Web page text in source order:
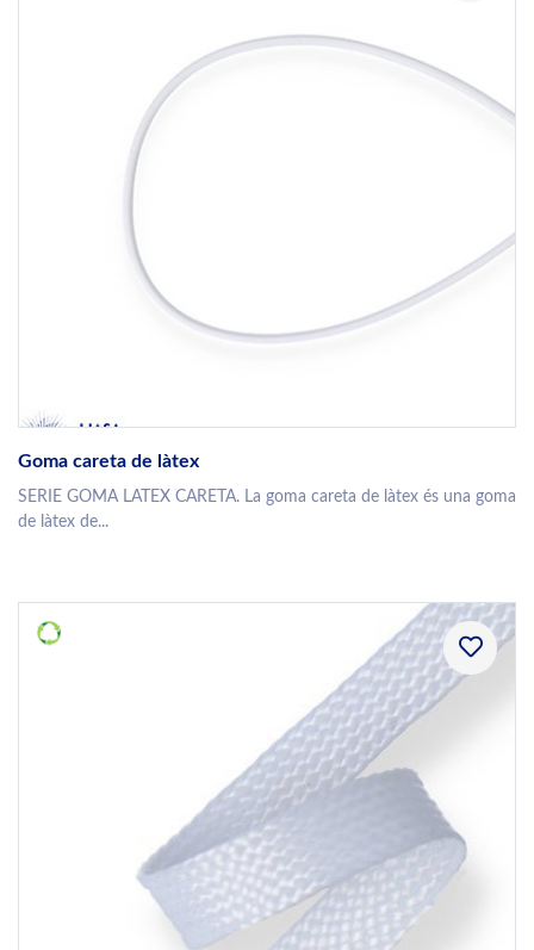
Goma careta de làtex
SERIE GOMA LATEX CARETA. La goma careta de làtex és una goma
de làtex de...